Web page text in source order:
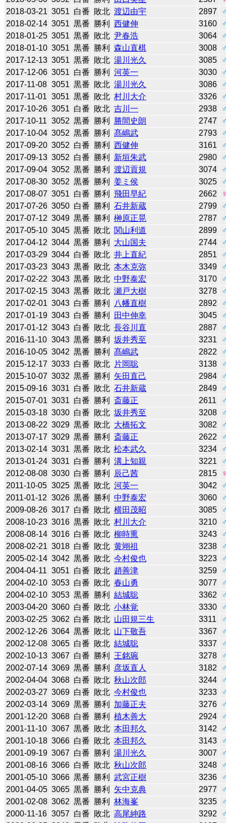
2018-03-21 3051 白番 敗北 渡辺由宇 2897
2018-02-14 3051 黒番 勝利 西健伸 3160
2018-01-25 3051 黒番 敗北 尹春浩 3064
2018-01-10 3051 黒番 勝利 森山直棋 3008
2017-12-13 3051 黒番 敗北 湯川光久 3085
2017-12-06 3051 白番 勝利 河英一 3030
2017-11-08 3051 黒番 敗北 湯川光久 3086
2017-11-01 3051 黒番 敗北 村川大介 3326
2017-10-26 3051 白番 敗北 吉川一 2938
2017-10-11 3052 黒番 勝利 勝間史朗 2747
2017-10-04 3052 黒番 勝利 髙嶋武 2793
2017-09-20 3052 白番 勝利 西健伸 3161
2017-09-13 3052 白番 勝利 新垣朱武 2980
2017-09-04 3052 黒番 勝利 渡辺貢規 3074
2017-08-30 3052 黒番 勝利 姜ミ侯 3025
2017-08-07 3051 白番 勝利 飛田早紀 2662
2017-07-26 3050 白番 勝利 石井新蔵 2799
2017-07-12 3049 黒番 勝利 榊原正晃 2787
2017-05-10 3045 黒番 敗北 関山利道 2899
2017-04-12 3044 黒番 勝利 大山国夫 2744
2017-03-29 3044 白番 敗北 井上直紀 2851
2017-03-23 3043 黒番 敗北 本木克弥 3349
2017-02-22 3043 黒番 敗北 中野泰宏 3170
2017-02-15 3043 黒番 敗北 瀬戸大樹 3278
2017-02-01 3043 白番 勝利 八幡直樹 2892
2017-01-19 3043 白番 勝利 田中伸幸 3045
2017-01-12 3043 白番 敗北 長谷川直 2887
2016-11-10 3043 黒番 勝利 坂井秀至 3231
2016-10-05 3042 黒番 勝利 髙嶋武 2822
2015-12-17 3033 白番 敗北 片岡聡 3138
2015-10-07 3032 黒番 勝利 矢田直己 2984
2015-09-16 3031 白番 敗北 石井新蔵 2849
2015-07-01 3031 白番 勝利 斎藤正 2611
2015-03-18 3030 白番 敗北 坂井秀至 3208
2013-08-22 3029 黒番 敗北 大橋拓文 3082
2013-07-17 3029 黒番 勝利 斎藤正 2622
2013-02-14 3031 黒番 敗北 松本武久 3234
2013-01-24 3031 白番 勝利 溝上知親 3221
2012-08-08 3030 白番 勝利 辰己茜 2815
2011-10-05 3025 黒番 敗北 河英一 3042
2011-01-12 3026 黒番 勝利 中野泰宏 3060
2009-08-26 3017 白番 敗北 横田茂昭 3085
2008-10-23 3016 黒番 敗北 村川大介 3210
2008-08-14 3016 白番 敗北 柳時熏 3243
2008-02-21 3018 白番 敗北 黄翊祖 3238
2005-02-14 3042 黒番 敗北 今村俊也 3223
2004-04-11 3051 白番 敗北 趙善津 3259
2004-02-10 3053 白番 敗北 春山勇 3077
2004-02-10 3053 黒番 勝利 結城聡 3362
2003-04-20 3060 白番 敗北 小林覚 3330
2003-02-25 3062 白番 敗北 山田規三生 3311
2002-12-26 3064 黒番 敗北 山下敬吾 3367
2002-12-08 3065 白番 敗北 結城聡 3337
2002-10-13 3067 白番 勝利 王銘琬 3278
2002-07-14 3069 黒番 勝利 彦坂直人 3182
2002-04-04 3068 白番 敗北 秋山次郎 3244
2002-03-27 3069 白番 敗北 今村俊也 3233
2002-03-14 3069 黒番 勝利 加藤正夫 3276
2001-12-20 3068 白番 勝利 植木善大 2924
2001-11-10 3067 黒番 敗北 本田邦久 3142
2001-10-18 3066 白番 敗北 本田邦久 3143
2001-09-19 3067 白番 勝利 湯川光久 3007
2001-08-16 3066 白番 敗北 秋山次郎 3248
2001-05-10 3066 黒番 勝利 武宮正樹 3236
2001-04-05 3065 黒番 勝利 矢中克典 2977
2001-02-08 3062 黒番 勝利 林海峯 3235
2000-11-16 3057 白番 敗北 高尾紳路 3292